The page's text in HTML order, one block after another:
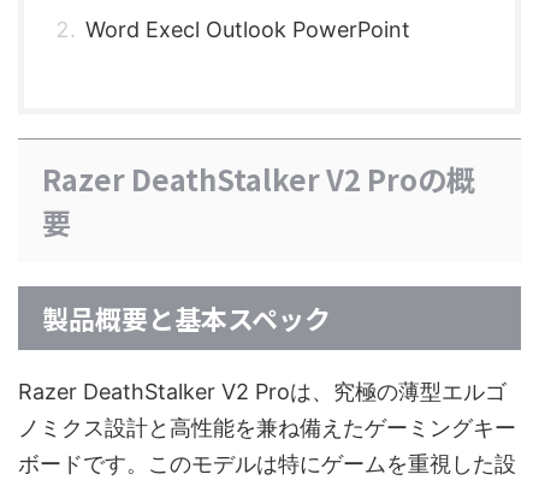
Word Execl Outlook PowerPoint
Razer DeathStalker V2 Proの概
要
製品概要と基本スペック
Razer DeathStalker V2 Proは、究極の薄型エルゴ
ノミクス設計と高性能を兼ね備えたゲーミングキー
ボードです。このモデルは特にゲームを重視した設